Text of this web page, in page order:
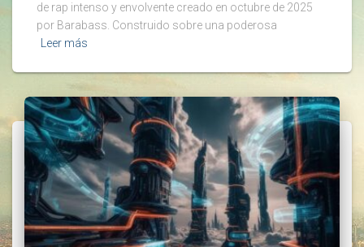
de rap intenso y envolvente creado en octubre de 2025
por Barabass. Construido sobre una poderosa
Leer más